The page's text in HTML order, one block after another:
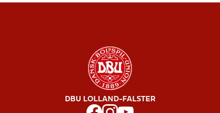
DBU LOLLAND-FALSTER